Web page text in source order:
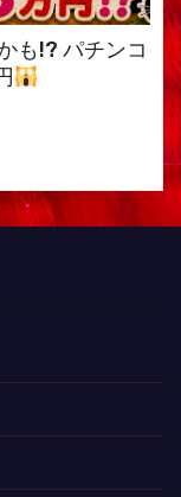
も!? パチンコ